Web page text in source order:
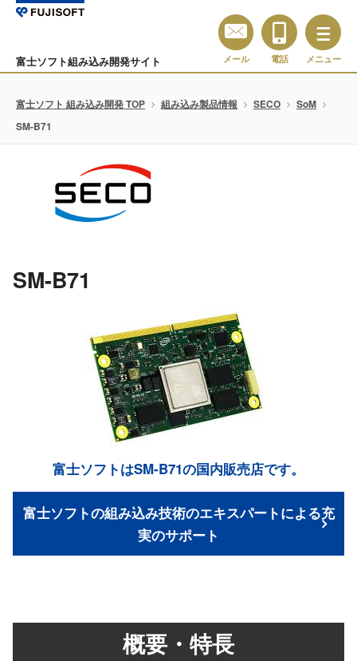
富士ソフト組み込み開発サイト メール 電話 メニュー
富士ソフト 組み込み開発 TOP 組み込み製品情報 SECO
SoM
SM-B71
SM-B71
富士ソフトはSM-B71の国内販売店です。
富士ソフトの組み込み技術のエキスパートによる充
実のサポート
概要・特長